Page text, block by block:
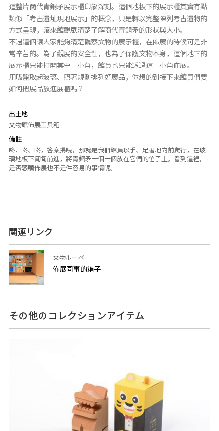
這整片商代青銅矛展示櫃印象深刻。這個地板下的展示櫃其實有點
類似「考古遺址現地展示」的概念，只是轉以完整陳列考古遺物的
方式呈現，讓來館觀眾清楚了解商代青銅矛的形狀與大小。
不過這個讓大家能夠清楚觀察文物的展示櫃，在佈展的時候可是非
常辛苦的。為了觀展的安全性，也為了保護文物本身，這個地下的
展示櫃只能打開其中一小角，館員也只能透過這一小角佈展。
用吸盤取起玻璃、照著規劃排列好展品，你想的到接下來館員們要
如何把展品放進展櫃嗎？
出土地
文物館佈展工具箱
備註
咚、咚、咚，答案揭曉，那就是我們館員以手、足著地向前爬行，在玻
璃地板下匍匐前進，將青銅矛一個一個放在它們的位子上。看到這裡，
是否感嘆佈展也不是件容易的事情呢。
関連リンク
文物ルーペ
佈展同事的箱子
その他のコレクションアイテム